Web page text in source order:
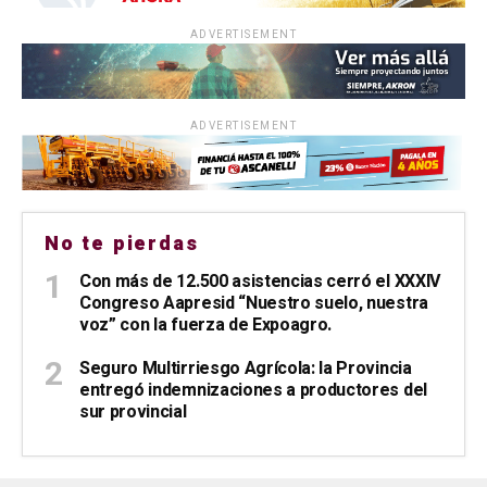
ADVERTISEMENT
ADVERTISEMENT
No te pierdas
Con más de 12.500 asistencias cerró el XXXIV
Congreso Aapresid “Nuestro suelo, nuestra
voz” con la fuerza de Expoagro.
Seguro Multirriesgo Agrícola: la Provincia
entregó indemnizaciones a productores del
sur provincial